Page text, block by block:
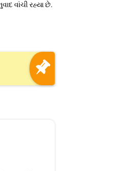
વાંચી રહ્યા છે.